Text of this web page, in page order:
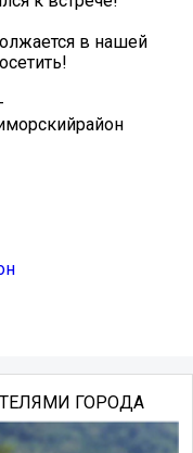
в нашей
ГОРОДА